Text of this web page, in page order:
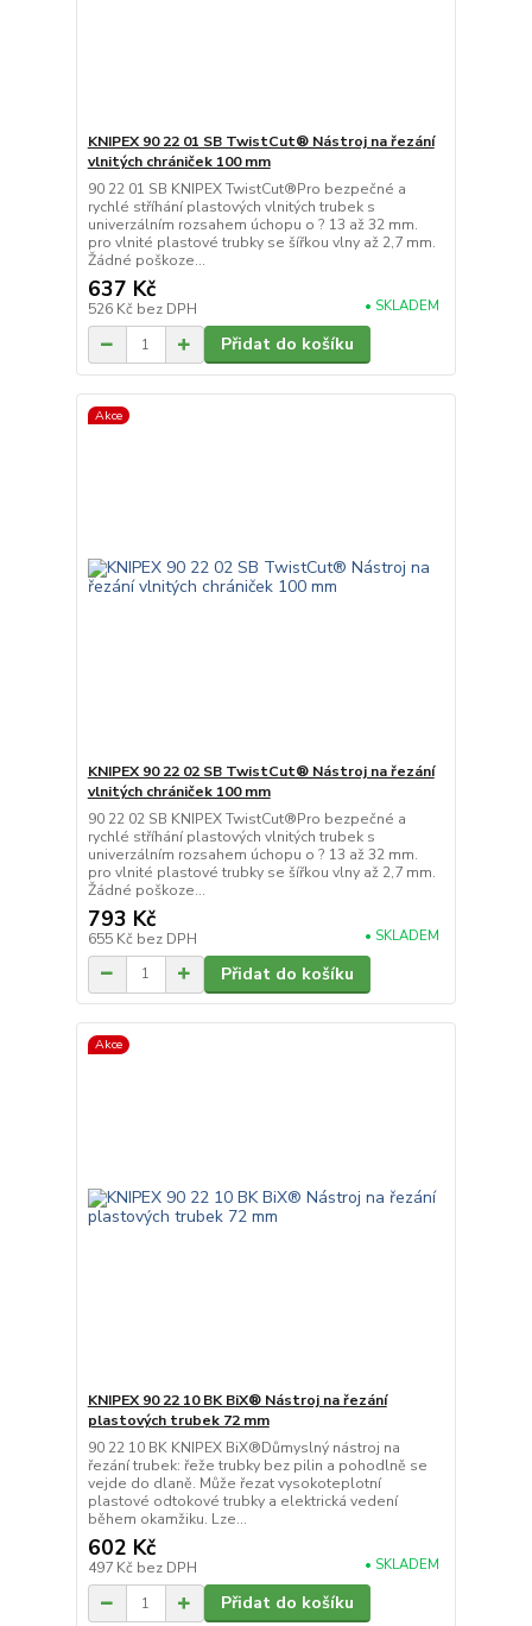
KNIPEX 90 22 01 SB TwistCut® Nástroj na řezání
vlnitých chrániček 100 mm
90 22 01 SB KNIPEX TwistCut®Pro bezpečné a
rychlé stříhání plastových vlnitých trubek s
univerzálním rozsahem úchopu o ? 13 až 32 mm.
pro vlnité plastové trubky se šířkou vlny až 2,7 mm.
Žádné poškoze...
637 Kč
526 Kč bez DPH • SKLADEM
Přidat do košíku
Akce
KNIPEX 90 22 02 SB TwistCut® Nástroj na řezání
vlnitých chrániček 100 mm
90 22 02 SB KNIPEX TwistCut®Pro bezpečné a
rychlé stříhání plastových vlnitých trubek s
univerzálním rozsahem úchopu o ? 13 až 32 mm.
pro vlnité plastové trubky se šířkou vlny až 2,7 mm.
Žádné poškoze...
793 Kč
655 Kč bez DPH • SKLADEM
Přidat do košíku
Akce
KNIPEX 90 22 10 BK BiX® Nástroj na řezání
plastových trubek 72 mm
90 22 10 BK KNIPEX BiX®Důmyslný nástroj na
řezání trubek: řeže trubky bez pilin a pohodlně se
vejde do dlaně. Může řezat vysokoteplotní
plastové odtokové trubky a elektrická vedení
během okamžiku. Lze...
602 Kč
497 Kč bez DPH • SKLADEM
Přidat do košíku